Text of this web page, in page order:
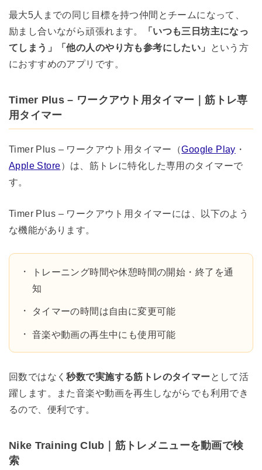
最大5人までの同じ目標を持つ仲間とチームになって、
励まし合いながら頑張れます。
「いつも三日坊主になっ
てしまう」「他の人のやり方も参考にしたい」
という方
におすすめのアプリです。
Timer Plus – ワークアウト用タイマー｜筋トレ専
用タイマー
Timer Plus – ワークアウト用タイマー（Google Play ・
Apple Store）は、筋トレに特化した専用のタイマーで
す。
Timer Plus – ワークアウト用タイマーには、以下のよう
な機能があります。
トレーニング時間や休憩時間の開始・終了を通
知
タイマーの時間は自由に変更可能
音楽や動画の再生中にも使用可能
回数ではなく秒数で実施する筋トレのタイマーとして活
躍します。また音楽や動画を再生しながらでも利用でき
るので、便利です。
Nike Training Club｜筋トレメニューを動画で検
索